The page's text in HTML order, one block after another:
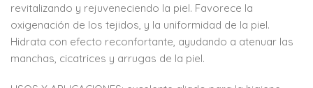
revitalizando y rejuveneciendo la piel. Favorece la
oxigenación de los tejidos, y la uniformidad de la piel.
Hidrata con efecto reconfortante, ayudando a atenuar las
manchas, cicatrices y arrugas de la piel.